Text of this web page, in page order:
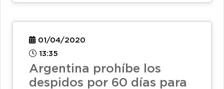
01/04/2020
13:35
Argentina prohíbe los
despidos por 60 días para